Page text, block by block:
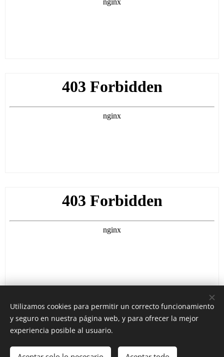
Utilizamos cookies para permitir un correcto funcionamiento
y seguro en nuestra página web, y para ofrecer la mejor
experiencia posible al usuario.